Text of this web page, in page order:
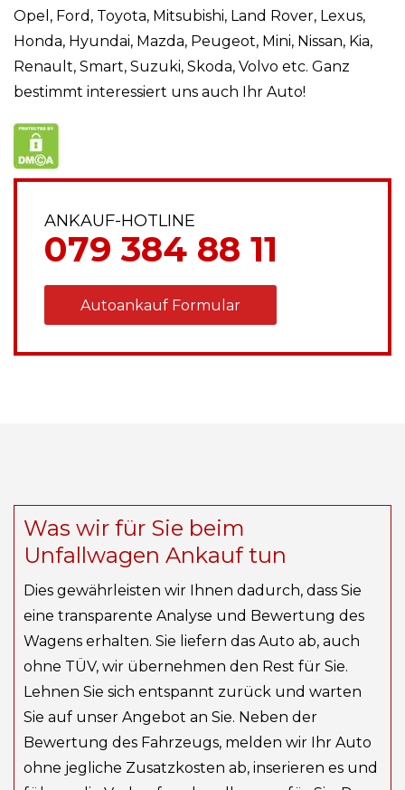
Opel, Ford, Toyota, Mitsubishi, Land Rover, Lexus,
Honda, Hyundai, Mazda, Peugeot, Mini, Nissan, Kia,
Renault, Smart, Suzuki, Skoda, Volvo etc. Ganz
bestimmt interessiert uns auch Ihr Auto!
ANKAUF-HOTLINE
079 384 88 11
Autoankauf Formular
Was wir für Sie beim
Unfallwagen Ankauf tun
Dies gewährleisten wir Ihnen dadurch, dass Sie
eine transparente Analyse und Bewertung des
Wagens erhalten. Sie liefern das Auto ab, auch
ohne TÜV, wir übernehmen den Rest für Sie.
Lehnen Sie sich entspannt zurück und warten
Sie auf unser Angebot an Sie. Neben der
Bewertung des Fahrzeugs, melden wir Ihr Auto
ohne jegliche Zusatzkosten ab, inserieren es und